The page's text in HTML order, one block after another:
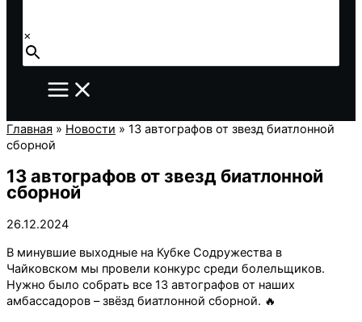
×
Главная » Новости » 13 автографов от звезд биатлонной
сборной
13 автографов от звезд биатлонной
сборной
26.12.2024
В минувшие выходные на Кубке Содружества в
Чайковском мы провели конкурс среди болельщиков.
Нужно было собрать все 13 автографов от наших
амбассадоров – звёзд биатлонной сборной. 🔥